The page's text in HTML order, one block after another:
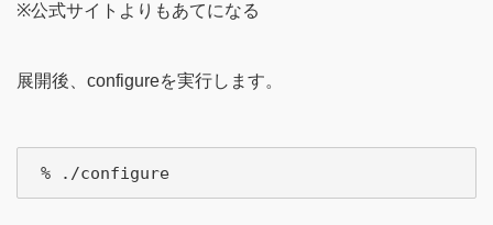
※公式サイトよりもあてになる
展開後、configureを実行します。
% ./configure